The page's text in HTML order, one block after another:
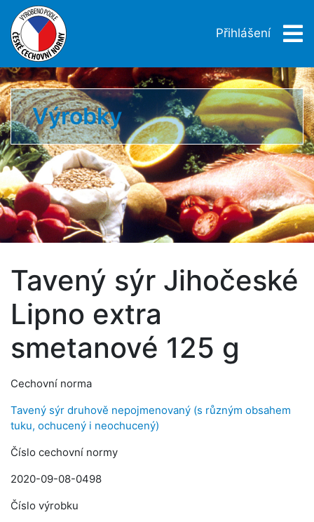
Přihlášení
Výrobky
Tavený sýr Jihočeské
Lipno extra
smetanové 125 g
Cechovní norma
Tavený sýr druhově nepojmenovaný (s různým obsahem
tuku, ochucený i neochucený)
Číslo cechovní normy
2020-09-08-0498
Číslo výrobku